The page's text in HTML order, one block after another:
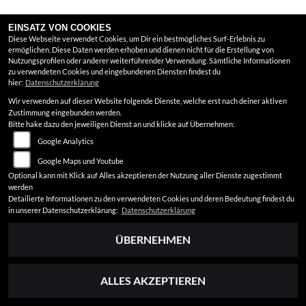
HONDA MSX125 GROM
4.490 EUR
0 | 0 km | Neufahrzeug
EINSATZ VON COOKIES
Diese Webseite verwendet Cookies, um Dir ein bestmögliches Surf-Erlebnis zu
ermöglichen. Diese Daten werden erhoben und dienen nicht für die Erstellung von
Nutzungsprofilen oder anderer weiterführender Verwendung. Sämtliche Informationen
zu verwendeten Cookies und eingebundenen Diensten findest du
hier: Datenschutzerklärung
Wir verwenden auf dieser Website folgende Dienste, welche erst nach deiner aktiven
Zustimmung eingebunden werden.
Bitte hake dazu den jeweiligen Dienst an und klicke auf Übernehmen:
Google Analytics
Google Maps und Youtube
Optional kann mit Klick auf Alles akzeptieren der Nutzung aller Dienste zugestimmt
werden
Detailierte Informationen zu den verwendeten Cookies und deren Bedeutung findest du
in unserer Datenschutzerklärung: Datenschutzerklärung
ÜBERNEHMEN
ALLES AKZEPTIEREN